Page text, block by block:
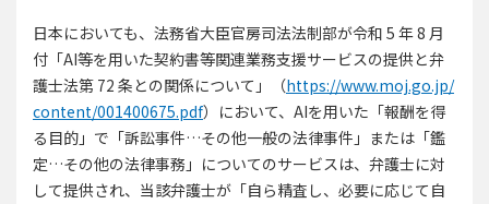
日本においても、法務省大臣官房司法法制部が令和 5 年 8 月
付「AI等を用いた契約書等関連業務支援サービスの提供と弁
護士法第 72 条との関係について」（https://www.moj.go.jp/
content/001400675.pdf）において、AIを用いた「報酬を得
る目的」で「訴訟事件…その他一般の法律事件」または「鑑
定…その他の法律事務」についてのサービスは、弁護士に対
して提供され、当該弁護士が「自ら精査し、必要に応じて自